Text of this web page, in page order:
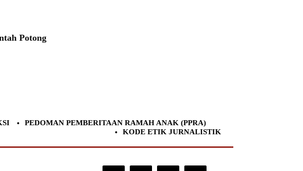
Potong
PEDOMAN PEMBERITAAN RAMAH ANAK (PPRA)
KODE ETIK JURNALISTIK